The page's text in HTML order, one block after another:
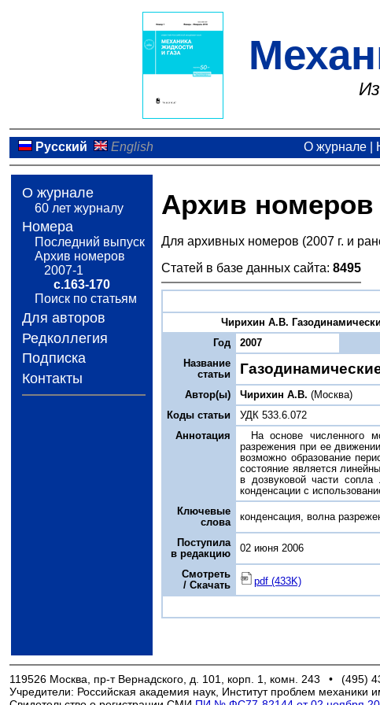
Русский English О журнале
О журнале
60 лет журналу
Номера
Последний выпуск
Архив номеров
2007-1
с.163-170
Поиск по статьям
Для авторов
Редколлегия
Подписка
Контакты
Архив номеров
Для архивных номеров (2007 г. и
Статей в базе данных сайта: 8495
Чирихин А.В.
Год
2007
Название
статьи
Автор(ы) Чирихин А.В. (Москва)
Коды статьи
УДК 533.6.072
Аннотация
На основе численного
разрежения при ее
возможно образование
состояние является
в дозвуковой части сопла
конденсации с
Ключевые
слова
конденсация, волна
Поступила
в редакцию
02 июня 2006
Смотреть
/ Скачать
pdf (433K)
119526 Москва, пр-т Вернадского, д. 101, корп. 1, комн. 243 • (495)
Учредители: Российская академия наук, Институт проблем